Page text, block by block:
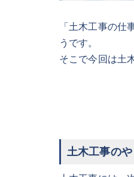
「土木工事の
うです。
そこで今回は土
土木工事の